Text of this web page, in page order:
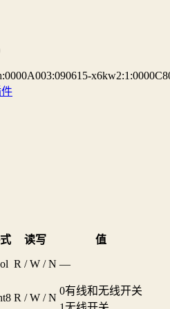
读写
值
R / W / N —
R / W / N
0有线和无线开关